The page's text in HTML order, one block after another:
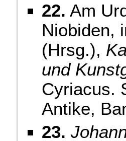
22. Am
Niobiden,
(Hrsg.),
und
Cyriacus.
Antike,
23.